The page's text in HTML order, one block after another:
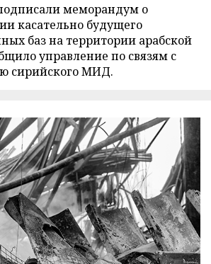
меморандум о
касательно будущего
баз на территории арабской
управление по связям с
сирийского МИД.